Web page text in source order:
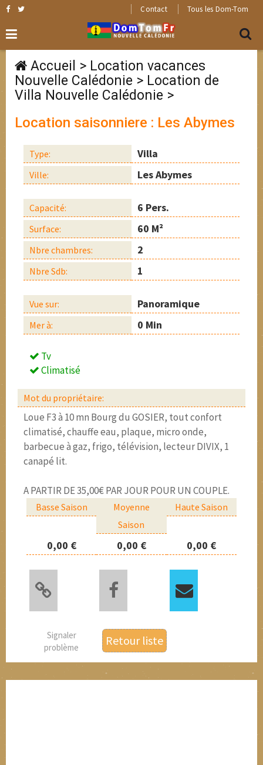
Contact Tous les Dom-Tom
Accueil > Location vacances
Nouvelle Calédonie > Location de
Villa Nouvelle Calédonie >
Location saisonniere : Les Abymes
Type: Villa
Ville: Les Abymes
Capacité: 6 Pers.
Surface: 60 M²
Nbre chambres: 2
Nbre Sdb: 1
Vue sur: Panoramique
Mer à: 0 Min
Tv
Climatisé
Mot du propriétaire:
Loue F3 à 10 mn Bourg du GOSIER, tout confort
climatisé, chauffe eau, plaque, micro onde,
barbecue à gaz, frigo, télévision, lecteur DIVIX, 1
canapé lit.
A PARTIR DE 35,00€ PAR JOUR POUR UN COUPLE.
Basse Saison
Moyenne
Saison
Haute Saison
0,00 € 0,00 € 0,00 €
Signaler
problème
Retour liste